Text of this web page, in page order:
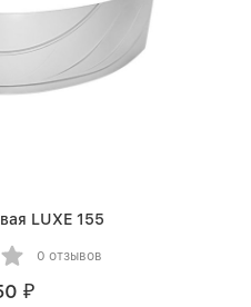
LUXE 155
0 отзывов
₽